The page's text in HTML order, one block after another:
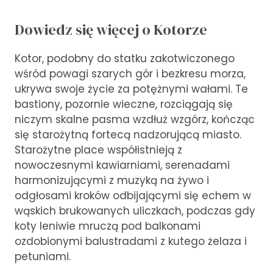
Dowiedz się więcej o Kotorze
Kotor, podobny do statku zakotwiczonego
wśród powagi szarych gór i bezkresu morza,
ukrywa swoje życie za potężnymi wałami. Te
bastiony, pozornie wieczne, rozciągają się
niczym skalne pasma wzdłuż wzgórz, kończąc
się starożytną fortecą nadzorującą miasto.
Starożytne place współistnieją z
nowoczesnymi kawiarniami, serenadami
harmonizującymi z muzyką na żywo i
odgłosami kroków odbijającymi się echem w
wąskich brukowanych uliczkach, podczas gdy
koty leniwie mruczą pod balkonami
ozdobionymi balustradami z kutego żelaza i
petuniami.